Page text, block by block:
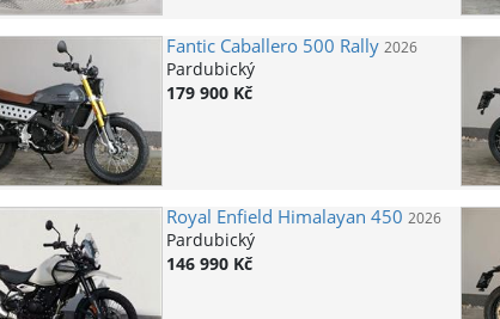
Fantic Caballero 500 Rally 2026
Pardubický
179 900 Kč
Royal Enfield Himalayan 450 2026
Pardubický
146 990 Kč